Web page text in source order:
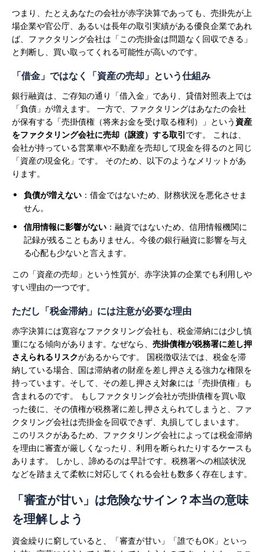
つまり、たとえあなたの会社が赤字決算であっても、売掛先が上
場企業や官公庁、あるいは長年の取引実績がある優良企業であれ
ば、ファクタリング会社は「この売掛金は問題なく回収できる」
と判断し、買い取ってくれる可能性が高いのです。
「借金」ではなく「資産の売却」という仕組み
銀行融資は、ご存知の通り「借入金」であり、貸借対照表上では
「負債」が増えます。
一方で、ファクタリングはあなたの会社
が保有する「売掛債権（将来お金を受け取る権利）」という 資産
をファクタリング会社に売却（譲渡）する取引です。 これは、
会社が持っている営業車や不動産を売却して現金を得るのと同じ
「資産の現金化」です。
そのため、以下のようなメリットがあ
ります。
負債が増えない ：借金ではないため、財務状況を悪化させま
せん。
信用情報に影響がない ：融資ではないため、信用情報機関に
記録が残ることもありません。今後の銀行融資に影響を与え
る心配も少ないと言えます。
この「資産の売却」という性質が、赤字決算の企業でも利用しや
すい理由の一つです。
ただし「税金滞納」には注意が必要な理由
赤字決算には寛容なファクタリング会社も、税金滞納には少し慎
重になる傾向があります。なぜなら、 売掛債権が税務署に差し押
さえられるリスクがあるからです。
国税徴収法では、税金を滞
納している場合、国は滞納者の財産を差し押さえる強力な権限を
持っています。そして、その差し押さえ対象には「売掛債権」も
含まれるのです。
もしファクタリング会社が売掛債権を買い取
った後に、その債権が税務署に差し押さえられてしまうと、ファ
クタリング会社は売掛金を回収できず、丸損してしまいます。
このリスクがあるため、ファクタリング会社によっては税金滞納
を理由に審査が厳しくなったり、利用を断られたりするケースも
あります。 しかし、諦めるのは早計です。税務署への相談状況
などを踏まえて柔軟に対応してくれる会社も数多く存在します。
「審査が甘い」は危険なサイン？本当の意味
を理解しよう
資金繰りに窮していると、「審査が甘い」「誰でもOK」といっ